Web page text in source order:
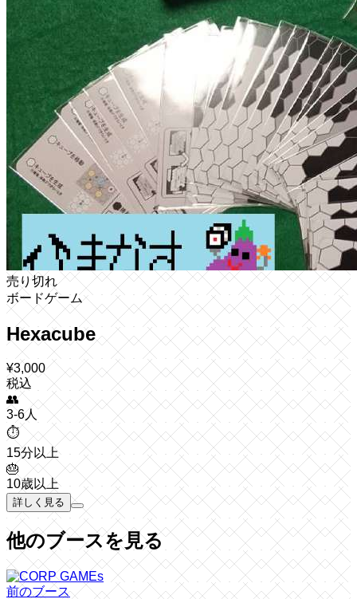
売り切れ
ボードゲーム
Hexacube
¥3,000
税込
👥
3-6人
⏱️
15分以上
🎂
10歳以上
詳しく見る
他のブースを見る
前のブース